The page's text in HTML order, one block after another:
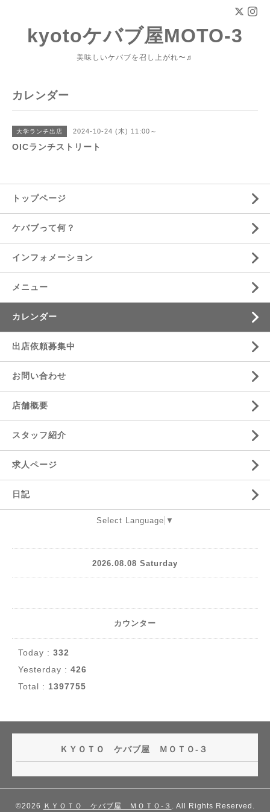
kyotoケバブ屋MOTO-3
美味しいケバブを召し上がれ〜♬
カレンダー
大学ランチ出店 2024-10-24 (木) 11:00～
OICランチストリート
トップページ
ケバブって何？
インフォメーション
メニュー
カレンダー
出店依頼募集中
お問い合わせ
店舗概要
スタッフ紹介
求人ページ
日記
Select Language ▼
2026.08.08 Saturday
カウンター
Today : 332
Yesterday : 426
Total : 1397755
ＫＹＯＴＯ ケバブ屋 ＭＯＴＯ-３
©2026 ＫＹＯＴＯ ケバブ屋 ＭＯＴＯ-３ . All Rights Reserved.